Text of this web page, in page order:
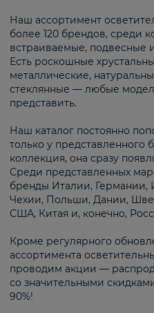
Наш ассортимент
более 120 брендов, среди
встраиваемые, подвесные
Есть роскошные
металлические,
стеклянные — любые
представить.
Наш каталог постоянно
только у представленного
коллекция, она сразу
Среди представленных
бренды Италии, Германии,
Чехии, Польши, Дании,
США, Китая и, конечно,
Кроме регулярного
ассортимента
проводим акции —
со значительными
90%!